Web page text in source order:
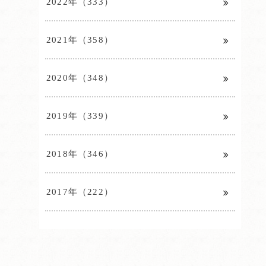
2021年（358）
2020年（348）
2019年（339）
2018年（346）
2017年（222）